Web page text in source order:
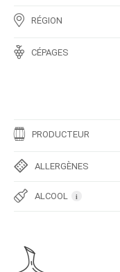
RÉGION
CÉPAGES
PRODUCTEUR
ALLERGÈNES
ALCOOL i